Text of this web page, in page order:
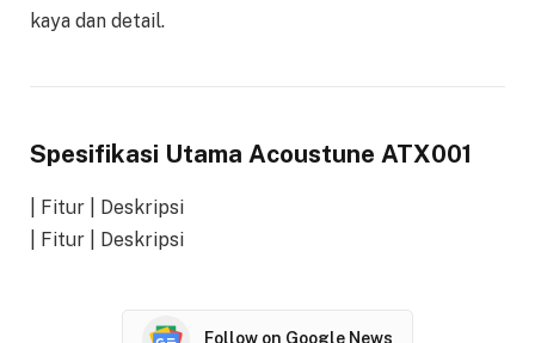
kaya dan detail.
Spesifikasi Utama Acoustune ATX001
| Fitur | Deskripsi
| Fitur | Deskripsi
Follow on Google News